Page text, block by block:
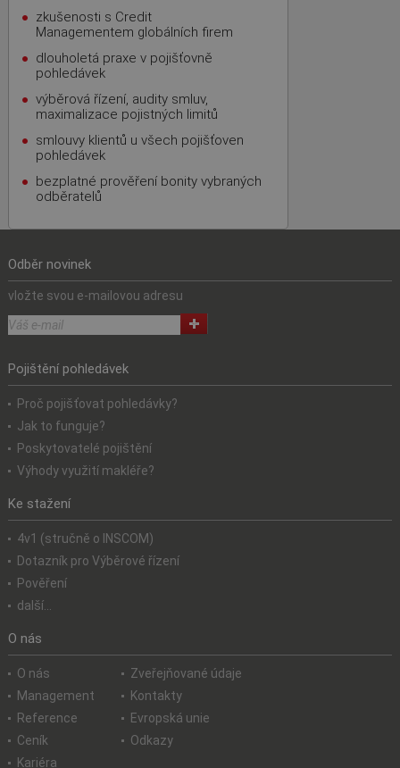
zkušenosti s Credit
Managementem globálních firem
dlouholetá praxe v pojišťovně
pohledávek
výběrová řízení, audity smluv,
maximalizace pojistných limitů
smlouvy klientů u všech pojišťoven
pohledávek
bezplatné prověření bonity vybraných
odběratelů
Odběr novinek
vložte svou e-mailovou adresu
Pojištění pohledávek
Proč pojišťovat pohledávky?
Jak to funguje?
Poskytovatelé pojištění
Výhody využití makléře?
Ke stažení
4v1 (stručně o INSCOM)
Dotazník pro Výběrové řízení
Pověření
další...
O nás
O nás
Management
Reference
Ceník
Kariéra
Zveřejňované údaje
Kontakty
Evropská unie
Odkazy